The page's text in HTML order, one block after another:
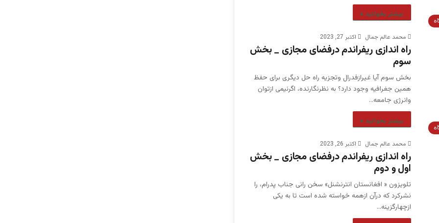
بیشتر بخوانید »
محمد عالم جمال اکتبر 27, 2023
راه اندازی ریفراندم درفضای مجازی _ بخش
سوم
بخش سوم آیا غیرازفدرال وتجزیه راه حل دیگری برای حفظ
همین جغرافیه وجود دارد؟ به نظرنگارنده، اگرنیمی ازتوان
وانرژی جامعه…
بیشتر بخوانید »
محمد عالم جمال اکتبر 26, 2023
راه اندازی ریفراندم درفضای مجازی _ بخش
اول و دوم
تلویزون « افغانستان انترنشنل» سخن رانی جناب پدرام، را
نشرکرد که درآن ازهمه خواسته شده است تا به یکی
ازچهارگزینه…